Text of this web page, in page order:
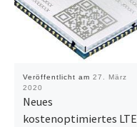
Veröffentlicht am 27. März
2020
Neues
kostenoptimiertes LTE